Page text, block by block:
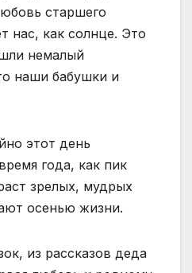
старшего
нас, как солнце. Это
немалый
наши бабушки и
этот день
года, как пик
зрелых, мудрых
осенью жизни.
из рассказов деда